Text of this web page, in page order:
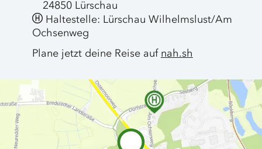
24850 Lürschau
Haltestelle: Lürschau Wilhelmslust/Am
Ochsenweg
Plane jetzt deine Reise auf nah.sh